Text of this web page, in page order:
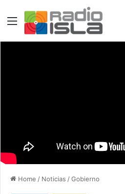
Menu
Home / Noticias /Gobierno